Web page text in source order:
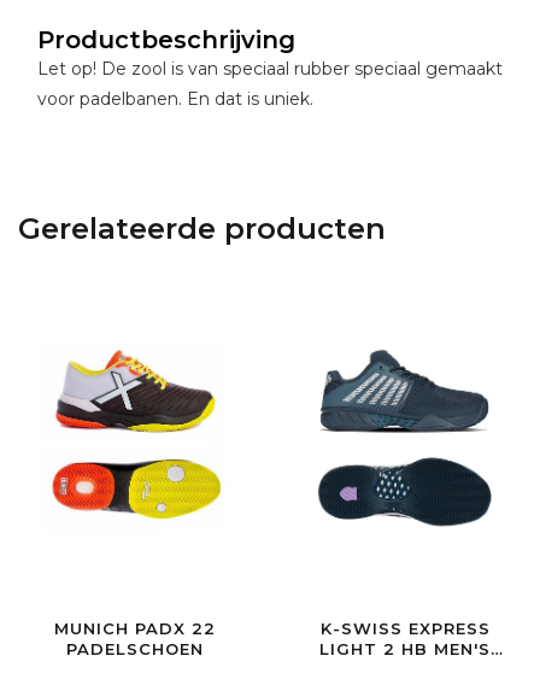
Productbeschrijving
Let op! De zool is van speciaal rubber speciaal gemaakt
voor padelbanen. En dat is uniek.
Gerelateerde producten
MUNICH PADX 22
PADELSCHOEN
K-SWISS EXPRESS
LIGHT 2 HB MEN'S